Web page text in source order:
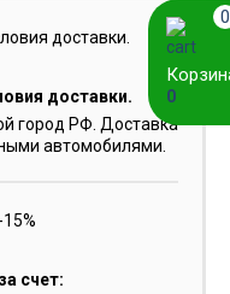
доставки.
город РФ. Доставка
автомобилями.
счет:
0
0